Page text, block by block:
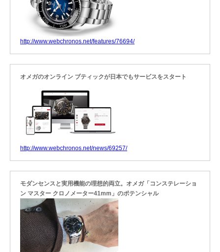
http://www.webchronos.net/features/76694/
オメガのオンライン ブティックが日本でもサービスをスタート
http://www.webchronos.net/news/69257/
モダンセンスと実用機能の理想的両立。オメガ「コンステレーショ
ン マスター クロノメーター41mm」のポテンシャル